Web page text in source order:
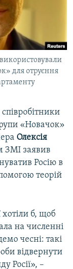
для отруєння
«Новачок»
Олексія
ЗМІ заявив
Росію в
теорій
хотіли б, щоб
на численні
чесні: такі
відвернути
Росії», –